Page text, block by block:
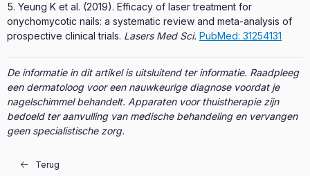
Yeung K et al. (2019). Efficacy of laser treatment for
onychomycotic nails: a systematic review and meta-analysis of
prospective clinical trials. Lasers Med Sci. PubMed: 31254131
De informatie in dit artikel is uitsluitend ter informatie. Raadpleeg
een dermatoloog voor een nauwkeurige diagnose voordat je
nagelschimmel behandelt. Apparaten voor thuistherapie zijn
bedoeld ter aanvulling van medische behandeling en vervangen
geen specialistische zorg.
Terug